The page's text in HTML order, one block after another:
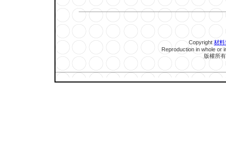
Copyright 材料
Reproduction in whole or
版權所